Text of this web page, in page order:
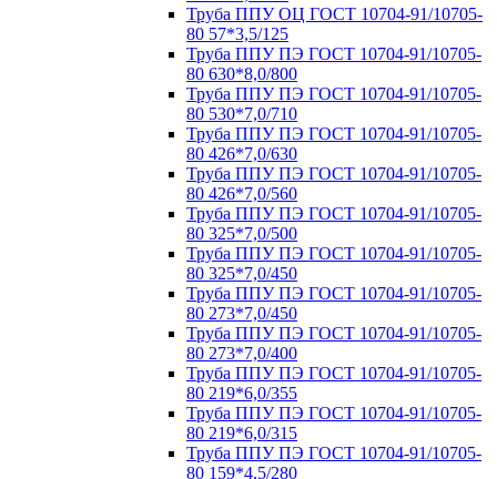
Труба ППУ ОЦ ГОСТ 10704-91/10705-
80 57*3,5/125
Труба ППУ ПЭ ГОСТ 10704-91/10705-
80 630*8,0/800
Труба ППУ ПЭ ГОСТ 10704-91/10705-
80 530*7,0/710
Труба ППУ ПЭ ГОСТ 10704-91/10705-
80 426*7,0/630
Труба ППУ ПЭ ГОСТ 10704-91/10705-
80 426*7,0/560
Труба ППУ ПЭ ГОСТ 10704-91/10705-
80 325*7,0/500
Труба ППУ ПЭ ГОСТ 10704-91/10705-
80 325*7,0/450
Труба ППУ ПЭ ГОСТ 10704-91/10705-
80 273*7,0/450
Труба ППУ ПЭ ГОСТ 10704-91/10705-
80 273*7,0/400
Труба ППУ ПЭ ГОСТ 10704-91/10705-
80 219*6,0/355
Труба ППУ ПЭ ГОСТ 10704-91/10705-
80 219*6,0/315
Труба ППУ ПЭ ГОСТ 10704-91/10705-
80 159*4,5/280